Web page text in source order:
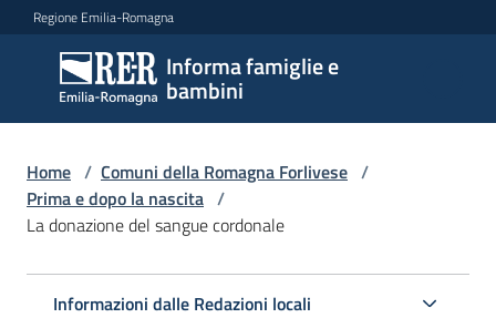
Vai al contenuto
Vai alla navigazione
Vai al footer
Regione Emilia-Romagna
Informa famiglie e
bambini
Informa
famiglie
e
bambini
Home / Comuni della Romagna Forlivese /
Prima e dopo la nascita /
La donazione del sangue cordonale
Informazioni dalle Redazioni locali